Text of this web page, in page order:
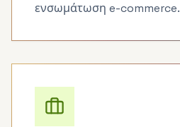
ενσωμάτωση e-commerce.